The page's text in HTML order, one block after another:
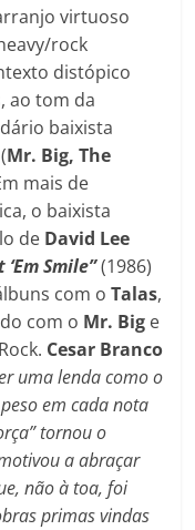
virtuoso
rock
distópico
ao tom da
baixista
(Mr. Big, The
mais de
o baixista
de David Lee
‘Em Smile”(1986)
com oTalas,
com o Mr. Big e
Cesar Branco
uma lenda como o
em cada nota
tornou o
a abraçar
não à toa, foi
primas vindas